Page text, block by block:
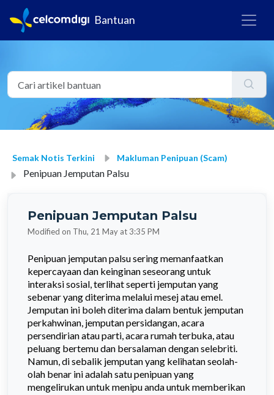
Bantuan
Semak Notis Terkini Makluman Penipuan (Scam)
Penipuan Jemputan Palsu
Penipuan Jemputan Palsu
Modified on Thu, 21 May at 3:35 PM
Penipuan jemputan palsu sering memanfaatkan
kepercayaan dan keinginan seseorang untuk
interaksi sosial, terlihat seperti jemputan yang
sebenar yang diterima melalui mesej atau emel.
Jemputan ini boleh diterima dalam bentuk jemputan
perkahwinan, jemputan persidangan, acara
persendirian atau parti, acara rumah terbuka, atau
peluang bertemu dan bersalaman dengan selebriti.
Namun, di sebalik jemputan yang kelihatan seolah-
olah benar ini adalah satu penipuan yang
mengelirukan untuk menipu anda untuk memberikan